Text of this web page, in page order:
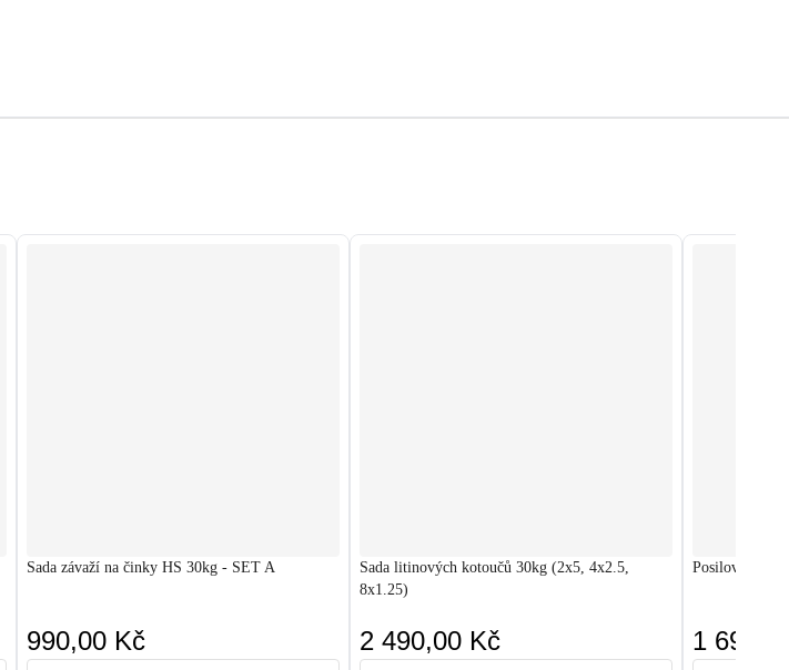
Sada závaží na činky HS 30kg - SET A
990,00 Kč
Sada litinových kotoučů 30kg (2x5, 4x2.5,
8x1.25)
2 490,00 Kč
Posilovací
1